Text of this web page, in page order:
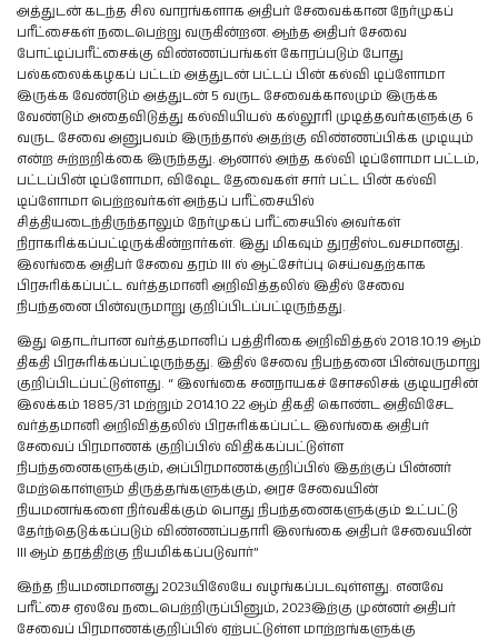
அத்துடன் கடந்த சில வாரங்களாக அதிபர் சேவைக்கான நேர்முகப்
பரீட்சைகள் நடைபெற்று வருகின்றன. ஆந்த அதிபர் சேவை
போட்டிப்பரீட்சைக்கு விண்ணப்பங்கள் கோரப்படும் போது
பல்கலைக்கழகப் பட்டம் அத்துடன் பட்டப் பின் கல்வி டிப்ளோமா
இருக்க வேண்டும் அத்துடன் 5 வருட சேவைக்காலமும் இருக்க
வேண்டும் அதைவிடுத்து கல்வியியல் கல்லூரி முடித்தவர்களுக்கு 6
வருட சேவை அனுபவம் இருந்தால் அதற்கு விண்ணப்பிக்க முடியும்
என்ற சுற்றறிக்கை இருந்தது. ஆனால் அந்த கல்வி டிப்ளோமா பட்டம்,
பட்டப்பின் டிப்ளோமா, விஷேட தேவைகள் சார் பட்ட பின் கல்வி
டிப்ளோமா பெற்றவர்கள் அந்தப் பரீட்சையில்
சித்தியடைந்திருந்தாலும் நேர்முகப் பரீட்சையில் அவர்கள்
நிராகரிக்கப்பட்டிருக்கின்றார்கள். இது மிகவும் துரதிஸ்டவசமானது.
இலங்கை அதிபர் சேவை தரம் III ல் ஆட்சேர்ப்பு செய்வதற்காக
பிரசுரிக்கப்பட்ட வர்த்தமானி அறிவித்தலில் இதில் சேவை
நிபந்தனை பின்வருமாறு குறிப்பிடப்பட்டிருந்தது.
இது தொடர்பான வர்த்தமானிப் பத்திரிகை அறிவித்தல் 2018.10.19 ஆம்
திகதி பிரசுரிக்கப்பட்டிருந்தது. இதில் சேவை நிபந்தனை பின்வருமாறு
குறிப்பிடப்பட்டுள்ளது. “ இலங்கை சனநாயகச் சோசலிசக் குடியரசின்
இலக்கம் 1885/31 மற்றும் 2014.10.22 ஆம் திகதி கொண்ட அதிவிசேட
வர்த்தமானி அறிவித்தலில் பிரசுரிக்கப்பட்ட இலங்கை அதிபர்
சேவைப் பிரமாணக் குறிப்பில் விதிக்கப்பட்டுள்ள
நிபந்தனைகளுக்கும், அப்பிரமாணக்குறிப்பில் இதற்குப் பின்னர்
மேற்கொள்ளும் திருத்தங்களுக்கும், அரச சேவையின்
நியமனங்களை நிர்வகிக்கும் பொது நிபந்தனைகளுக்கும் உட்பட்டு
தேர்ந்தெடுக்கப்படும் விண்ணப்பதாரி இலங்கை அதிபர் சேவையின்
III ஆம் தரத்திற்கு நியமிக்கப்படுவார்”
இந்த நியமனமானது 2023யிலேயே வழங்கப்படவுள்ளது. எனவே
பரீட்சை ஏலவே நடைபெற்றிருப்பினும், 2023இற்கு முன்னர் அதிபர்
சேவைப் பிரமாணக்குறிப்பில் ஏற்பட்டுள்ள மாற்றங்களுக்கு